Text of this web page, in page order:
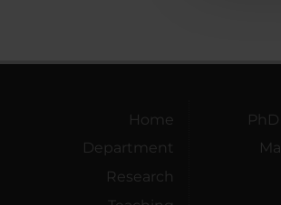
Home
Department
Research